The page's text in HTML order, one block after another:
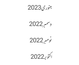
جنوری 2023
دسمبر 2022
نومبر 2022
اکتوبر 2022